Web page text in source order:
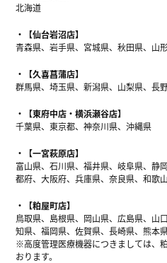
北海道
【仙台岩沼店】
青森県、岩手県、宮城県、秋田県、山
【久喜菖蒲店】
群馬県、埼玉県、新潟県、山梨県、長
【東府中店・横浜瀬谷店】
千葉県、東京都、神奈川県、沖縄県
【一宮萩原店】
富山県、石川県、福井県、岐阜県、静
都府、大阪府、兵庫県、奈良県、和歌
【粕屋町店】
鳥取県、島根県、岡山県、広島県、山
知県、福岡県、佐賀県、長崎県、熊本
※高度管理医療機器につきましては、
おります。